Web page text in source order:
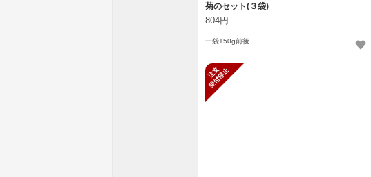
菊のセット(３袋)
804円
一袋150g前後